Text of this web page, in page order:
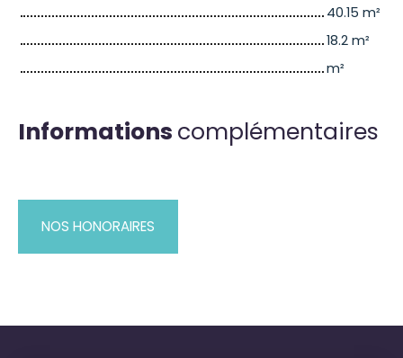
40.15 m²
18.2 m²
m²
Informations complémentaires
NOS HONORAIRES